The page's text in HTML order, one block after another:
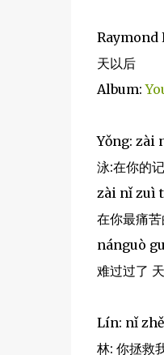
Raymond
天以后
Album:
Yǒng: zài
泳:在你的
zài nǐ zuì
在你最痛
nánguò
难过过了
Lín: nǐ
林: 你拯救